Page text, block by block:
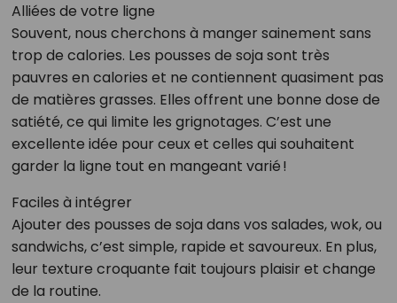
Alliées de votre ligne
Souvent, nous cherchons à manger sainement sans
trop de calories. Les pousses de soja sont très
pauvres en calories et ne contiennent quasiment pas
de matières grasses. Elles offrent une bonne dose de
satiété, ce qui limite les grignotages. C’est une
excellente idée pour ceux et celles qui souhaitent
garder la ligne tout en mangeant varié !
Faciles à intégrer
Ajouter des pousses de soja dans vos salades, wok, ou
sandwichs, c’est simple, rapide et savoureux. En plus,
leur texture croquante fait toujours plaisir et change
de la routine.